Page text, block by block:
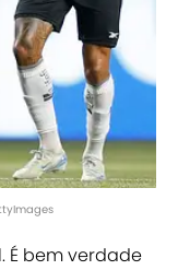
É bem verdade